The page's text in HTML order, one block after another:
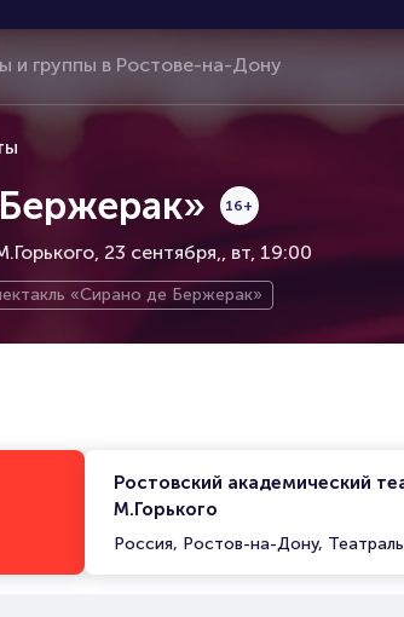
23 сентября,
16+
вт, 19:00
«Сирано де Бержерак»
Ростовский академический
М.Горького
Россия, Ростов-на-Дону,